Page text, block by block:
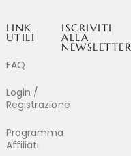
LINK
UTILI
FAQ
Login /
Registrazione
Programma
Affiliati
ISCRIVITI
ALLA